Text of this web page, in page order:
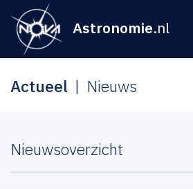
Astronomie.nl
Actueel Nieuws
Nieuwsoverzicht